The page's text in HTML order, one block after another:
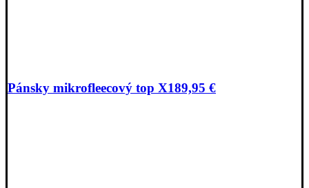
Pánsky mikrofleecový top X189,95 €